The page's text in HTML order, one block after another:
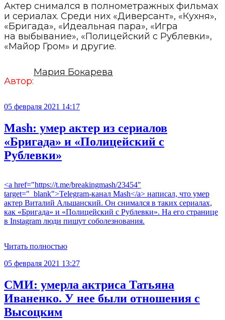
Актер снимался в полнометражных фильмах
и сериалах. Среди них «Диверсант», «Кухня»,
«Бригада», «Идеальная пара», «Игра
на выбывание», «Полицейский с Рублевки»,
«Майор Гром» и другие.
Автор:
Мария Бокарева
05 февраля 2021 14:17
Mash: умер актер из сериалов
«Бригада» и «Полицейский с
Рублевки»
<a href="https://t.me/breakingmash/23454"
target="_blank">Telegram-канал Mash</a> написал, что умер
актер Виталий Альшанский. Он снимался в таких сериалах,
как «Бригада» и «Полицейский с Рублевки». На его странице
в Instagram люди пишут соболезнования.
Читать полностью
05 февраля 2021 13:27
СМИ: умерла актриса Татьяна
Иваненко. У нее были отношения с
Высоцким